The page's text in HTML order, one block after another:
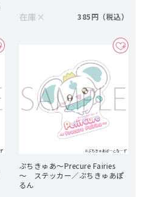
在庫 × 385円
ぷちきゅあ～Precure Fairies
～ ステッカー／ぷちきゅあぽ
るん